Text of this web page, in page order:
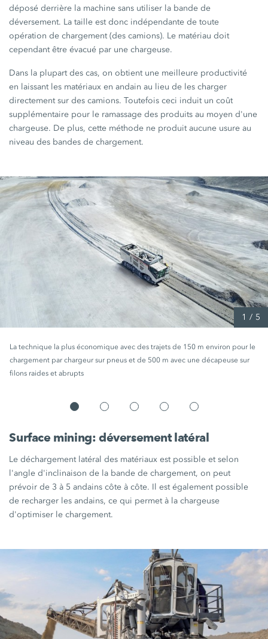
déposé derrière la machine sans utiliser la bande de
déversement. La taille est donc indépendante de toute
opération de chargement (des camions). Le matériau doit
cependant être évacué par une chargeuse.
Dans la plupart des cas, on obtient une meilleure productivité
en laissant les matériaux en andain au lieu de les charger
directement sur des camions. Toutefois ceci induit un coût
supplémentaire pour le ramassage des produits au moyen d'une
chargeuse. De plus, cette méthode ne produit aucune usure au
niveau des bandes de chargement.
La technique la plus économique avec des trajets de 150 m environ pour le
chargement par chargeur sur pneus et de 500 m avec une décapeuse sur
filons raides et abrupts
1 / 5
Surface mining: déversement latéral
Le déchargement latéral des matériaux est possible et selon
l'angle d'inclinaison de la bande de chargement, on peut
prévoir de 3 à 5 andains côte à côte. Il est également possible
de recharger les andains, ce qui permet à la chargeuse
d'optimiser le chargement.